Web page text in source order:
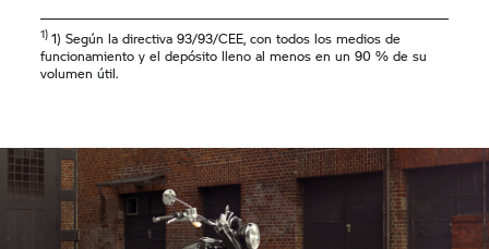
1)1) Según la directiva 93/93/CEE, con todos los medios de
funcionamiento y el depósito lleno al menos en un 90 % de su
volumen útil.